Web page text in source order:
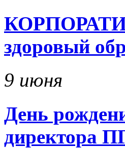
здоровый
9 июня
День
директора